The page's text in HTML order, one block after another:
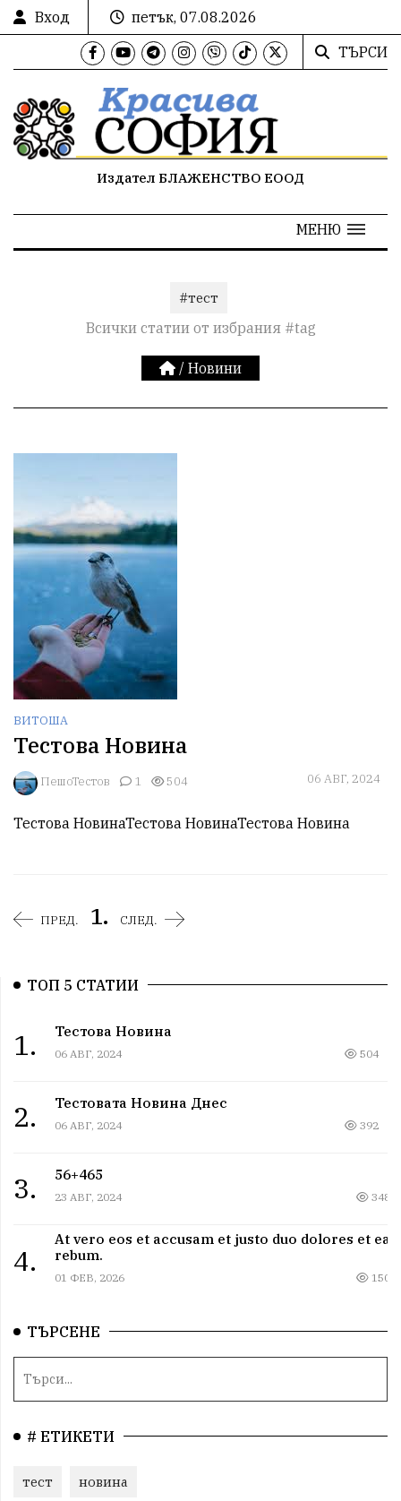
Вход
петък, 07.08.2026
ТЪРСИ
Издател БЛАЖЕНСТВО ЕООД
МЕНЮ
#тест
Всички статии от избрания #tag
/ Новини
ВИТОША
Тестова Новина
ПешоТестов 1 504 06 АВГ, 2024
Тестова НовинаТестова НовинаТестова Новина
ПРЕД. 1. СЛЕД.
ТОП 5 СТАТИИ
1. Тестова Новина
06 АВГ, 2024 504
2. Тестовата Новина Днес
06 АВГ, 2024 392
3. 56+465
23 АВГ, 2024 348
4.
At vero eos et accusam et justo duo dolores et ea
rebum.
01 ФЕВ, 2026 150
ТЪРСЕНЕ
# ЕТИКЕТИ
тест новина